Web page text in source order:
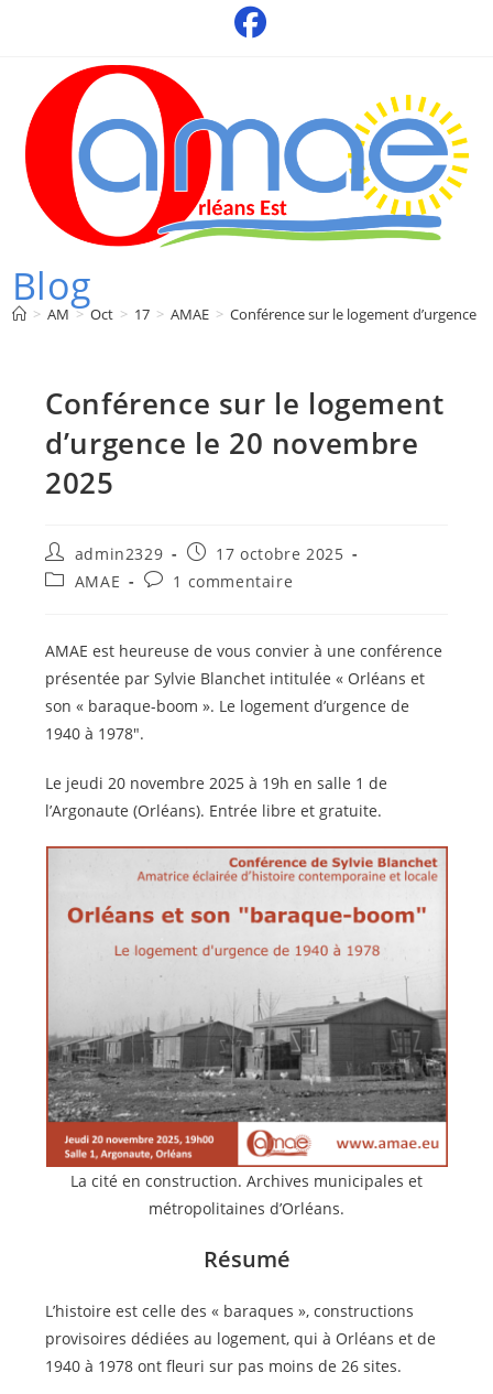
Blog
> AM > Oct > 17 > AMAE > Conférence sur le logement d’urgence
Conférence sur le logement
d’urgence le 20 novembre
2025
Auteur/autrice
de
admin2329
Publication
publiée :
17 octobre 2025
PostAMAE
Commentaires
publication :
1 commentaire
AMAE est heureuse de vous convier à une conférence
présentée par Sylvie Blanchet intitulée « Orléans et
son « baraque-boom ». Le logement d’urgence de
1940 à 1978″.
Le jeudi 20 novembre 2025 à 19h en salle 1 de
l’Argonaute (Orléans). Entrée libre et gratuite.
La cité en construction. Archives municipales et
métropolitaines d’Orléans.
Résumé
L’histoire est celle des « baraques », constructions
provisoires dédiées au logement, qui à Orléans et de
1940 à 1978 ont fleuri sur pas moins de 26 sites.